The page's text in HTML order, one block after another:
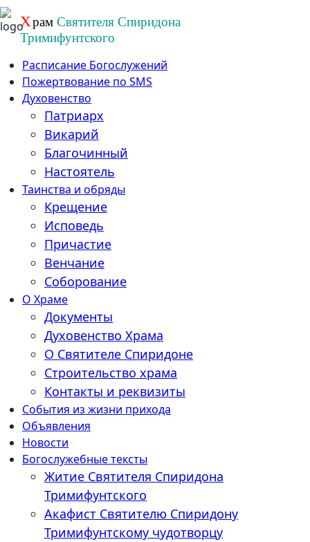
Перейти
к
содержанию
Храм Святителя Спиридона
Тримифунтского
Расписание Богослужений
Пожертвование по SMS
Духовенство
Патриарх
Викарий
Благочинный
Настоятель
Таинства и обряды
Крещение
Исповедь
Причастие
Венчание
Соборование
О Храме
Документы
Духовенство Храма
О Святителе Спиридоне
Строительство храма
Контакты и реквизиты
События из жизни прихода
Объявления
Новости
Богослужебные тексты
Житие Cвятителя Спиридона
Тримифунтского
Акафист Cвятителю Спиридону
Тримифунтскому чудотворцу